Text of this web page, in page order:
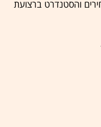
והסטנדרט ברצועת